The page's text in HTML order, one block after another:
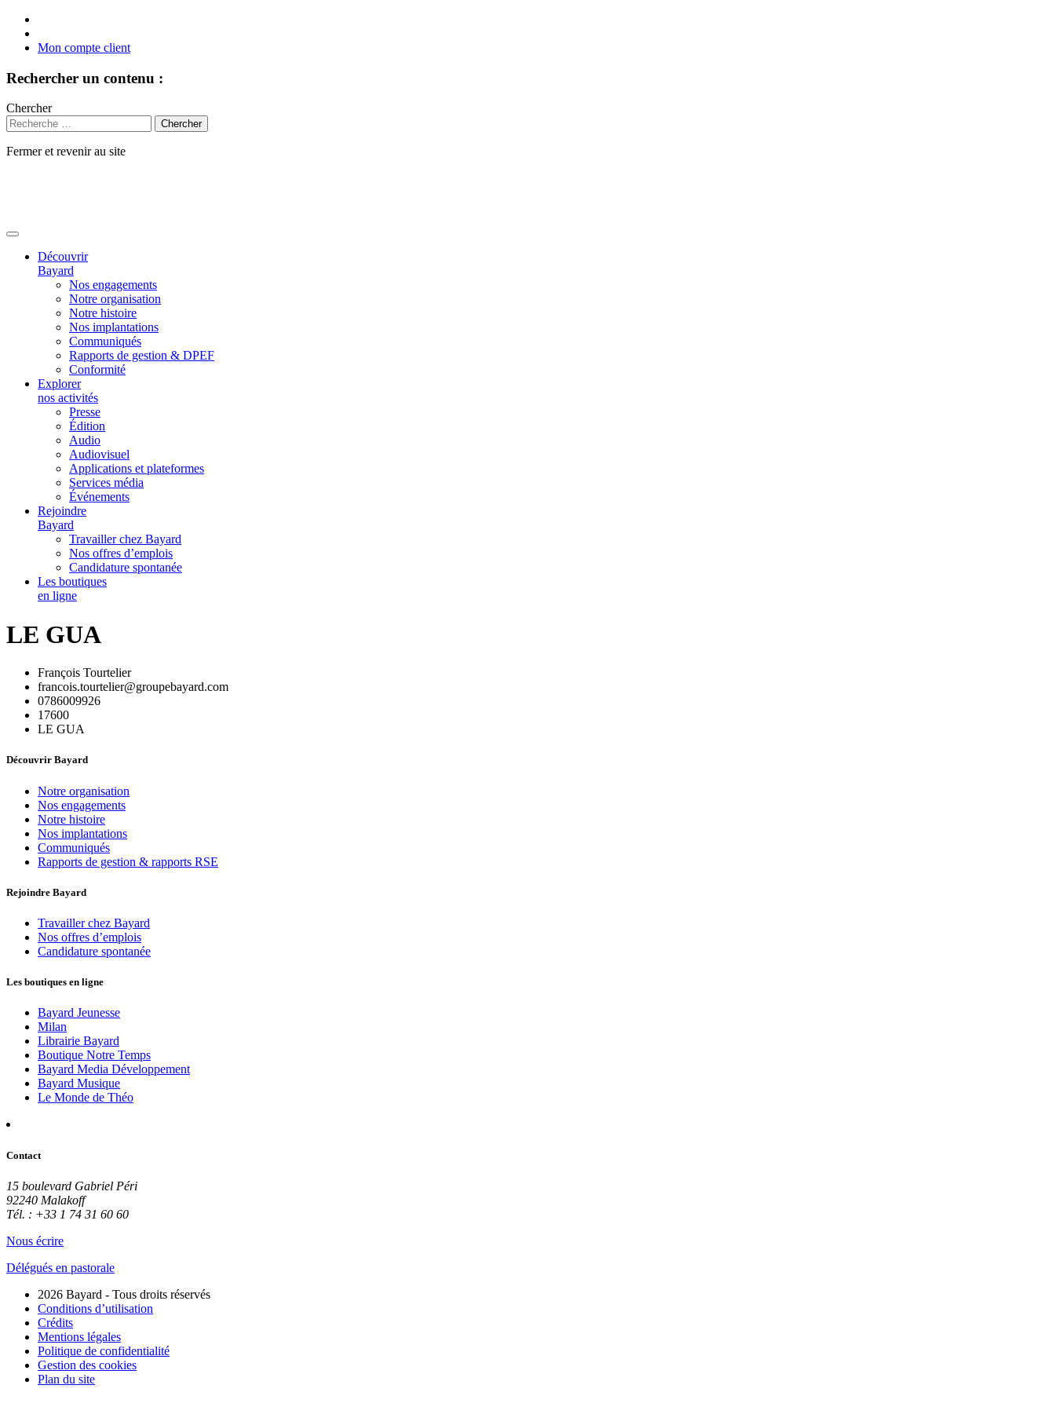
Mon compte client
Rechercher un contenu :
Chercher
Fermer et revenir au site
Découvrir
Bayard
Nos engagements
Notre organisation
Notre histoire
Nos implantations
Communiqués
Rapports de gestion & DPEF
Conformité
Explorer
nos activités
Presse
Édition
Audio
Audiovisuel
Applications et plateformes
Services média
Événements
Rejoindre
Bayard
Travailler chez Bayard
Nos offres d’emplois
Candidature spontanée
Les boutiques
en ligne
LE GUA
François Tourtelier
francois.tourtelier@groupebayard.com
0786009926
17600
LE GUA
Découvrir Bayard
Notre organisation
Nos engagements
Notre histoire
Nos implantations
Communiqués
Rapports de gestion & rapports RSE
Rejoindre Bayard
Travailler chez Bayard
Nos offres d’emplois
Candidature spontanée
Les boutiques en ligne
Bayard Jeunesse
Milan
Librairie Bayard
Boutique Notre Temps
Bayard Media Développement
Bayard Musique
Le Monde de Théo
Contact
15 boulevard Gabriel Péri
92240 Malakoff
Tél. : +33 1 74 31 60 60
Nous écrire
Délégués en pastorale
2026 Bayard - Tous droits réservés
Conditions d’utilisation
Crédits
Mentions légales
Politique de confidentialité
Gestion des cookies
Plan du site